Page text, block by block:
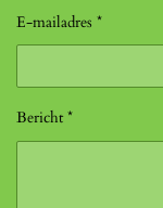
E-mailadres *
Bericht *